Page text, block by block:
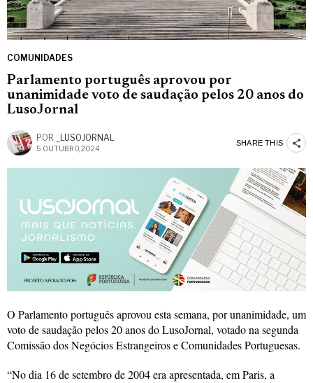
COMUNIDADES
Parlamento português aprovou por
unanimidade voto de saudação pelos 20 anos do
LusoJornal
POR _LUSOJORNAL
5 OUTUBRO, 2024
SHARE THIS
O Parlamento português aprovou esta semana, por unanimidade, um
voto de saudação pelos 20 anos do LusoJornal, votado na segunda
Comissão dos Negócios Estrangeiros e Comunidades Portuguesas.
“No dia 16 de setembro de 2004 era apresentada, em Paris, a